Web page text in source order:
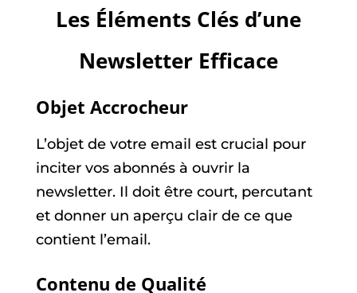
Les Éléments Clés d’une
Newsletter Efficace
Objet Accrocheur
L’objet de votre email est crucial pour
inciter vos abonnés à ouvrir la
newsletter. Il doit être court, percutant
et donner un aperçu clair de ce que
contient l’email.
Contenu de Qualité